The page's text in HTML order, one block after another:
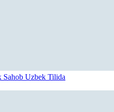
Uzbek Tilida